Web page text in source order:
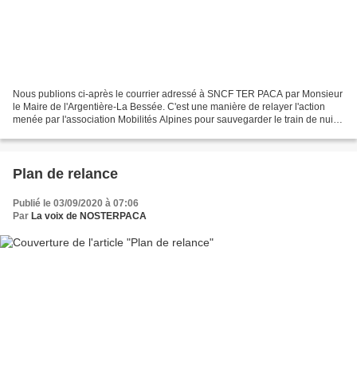
Nous publions ci-après le courrier adressé à SNCF TER PACA par Monsieur
le Maire de l'Argentière-La Bessée. C'est une manière de relayer l'action
menée par l'association Mobilités Alpines pour sauvegarder le train de nuit
Plan de relance
Publié le 03/09/2020 à 07:06
Par La voix de NOSTERPACA